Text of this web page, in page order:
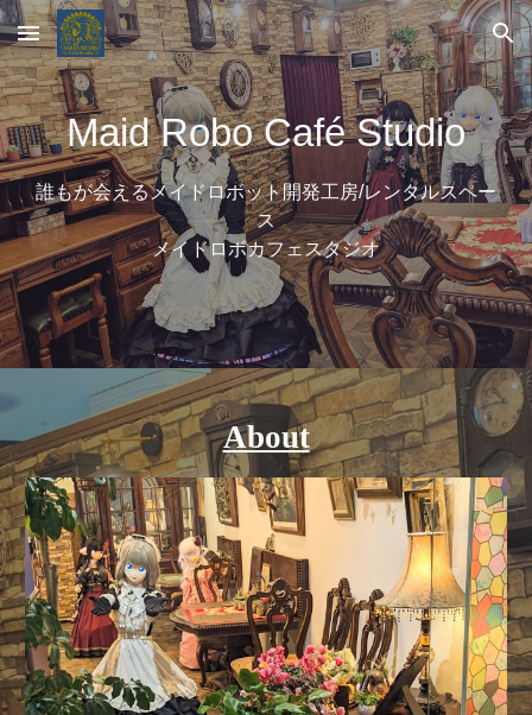
Skip to main content Skip to navigation
Maid Robo Café Studio
誰もが会えるメイドロボット開発工房/レンタルスペー
ス
メイドロボカフェスタジオ
About